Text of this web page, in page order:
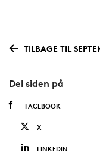
TILBAGE TIL
Del siden på
FACEBOOK
X
LINKEDIN